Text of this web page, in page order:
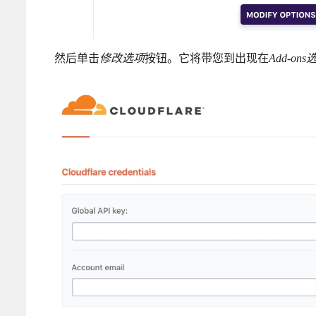
然后单击修改选项按钮。它将带您到出现在Add-ons